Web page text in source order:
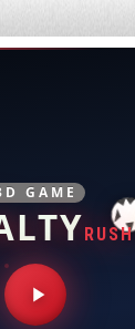
GAME
RUSH